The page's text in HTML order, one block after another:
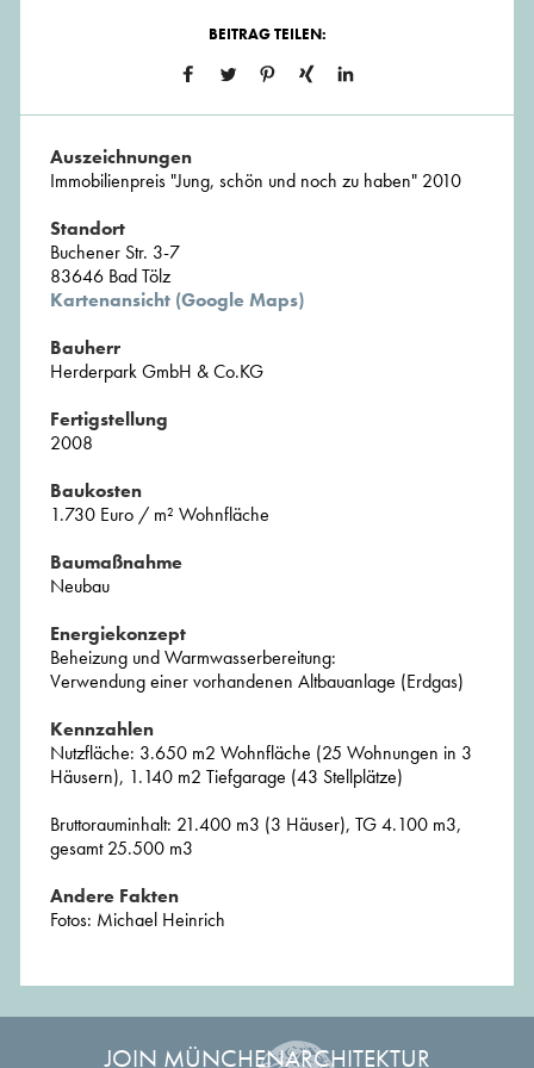
BEITRAG TEILEN:
Auszeichnungen
Immobilienpreis "Jung, schön und noch zu haben" 2010
Standort
Buchener Str. 3-7
83646 Bad Tölz
Kartenansicht (Google Maps)
Bauherr
Herderpark GmbH & Co.KG
Fertigstellung
2008
Baukosten
1.730 Euro / m² Wohnfläche
Baumaßnahme
Neubau
Energiekonzept
Beheizung und Warmwasserbereitung:
Verwendung einer vorhandenen Altbauanlage (Erdgas)
Kennzahlen
Nutzfläche: 3.650 m2 Wohnfläche (25 Wohnungen in 3
Häusern), 1.140 m2 Tiefgarage (43 Stellplätze)
Bruttorauminhalt: 21.400 m3 (3 Häuser), TG 4.100 m3,
gesamt 25.500 m3
Andere Fakten
Fotos: Michael Heinrich
JOIN MÜNCHENARCHITEKTUR